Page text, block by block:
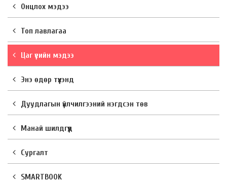
Онцлох мэдээ
Топ лавлагаа
Цаг үеийн мэдээ
Энэ өдөр түүхэнд
Дуудлагын үйлчилгээний нэгдсэн төв
Манай шилдгүүд
Сургалт
SMARTBOOK